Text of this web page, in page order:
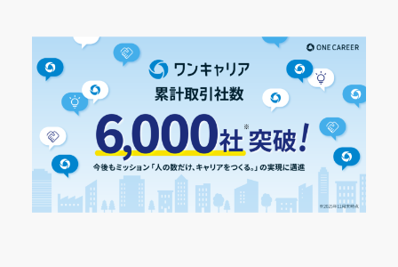
Investors Relations
投資家の皆さまへ
IR情報一覧
IR情報一覧
Recruit
採用情報